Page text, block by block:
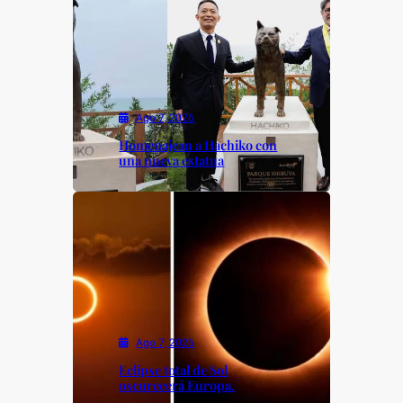
Ago 7, 2026
Homenajean a Hachiko con
una nueva estatua
Ago 7, 2026
Eclipse total de Sol
oscurecerá Europa.